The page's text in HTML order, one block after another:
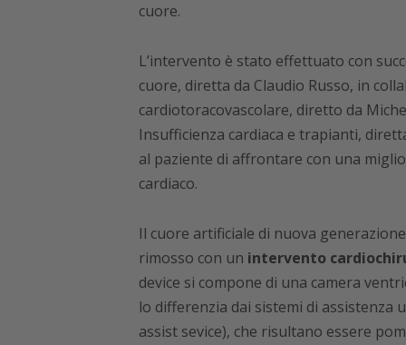
cuore.
L’intervento è stato effettuato con
cuore, diretta da Claudio Russo, in
cardiotoracovascolare, diretto da
Insufficienza cardiaca e trapianti,
al paziente di affrontare con una
cardiaco.
Il cuore artificiale di nuova
rimosso con un intervento
device si compone di una camera
lo differenzia dai sistemi di assistenza
assist sevice), che risultano essere